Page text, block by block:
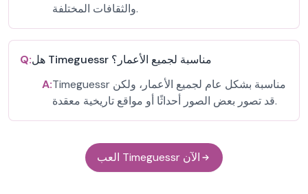
والثقافات المختلفة.
Q:
هل Timeguessr مناسبة لجميع الأعمار؟
A:Timeguessr مناسبة بشكل عام لجميع الأعمار، ولكن
قد تصور بعض الصور أحداثًا أو مواقع تاريخية معقدة.
العب Timeguessr الآن